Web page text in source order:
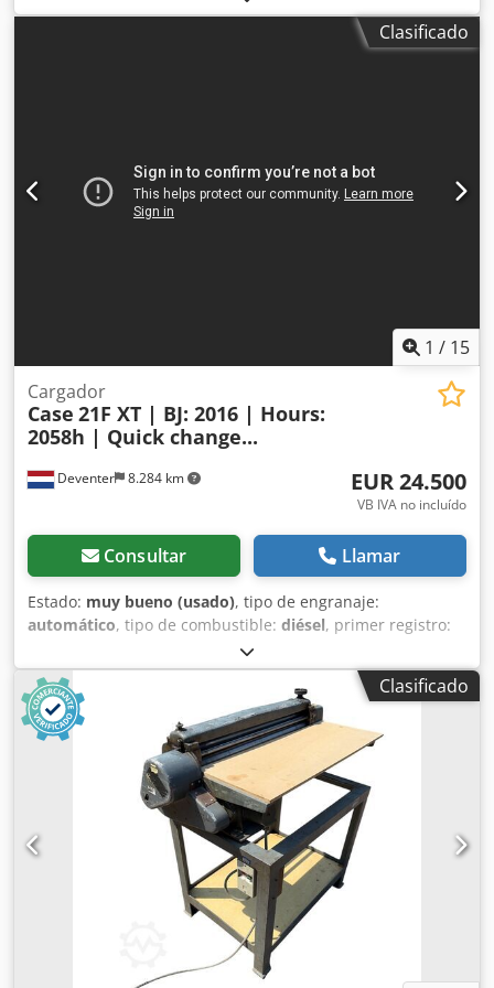
Equipamiento:aire acondicionado, CASE CX330 Año de
fabricación: 2006 Horas de funcionamiento: 9.139 horas
conservado en aproximadamente un 70 % Placas de base
de 600 mm de ancho Motor Isuzu de 202 kW Certificación
CE Dodpfjzp Rm Rjx Ak Eowa Transporte: 10,8 x 3 x 3,40 m
Clasificado
1 / 15
Deventer 8.284 km
Cargador
Case 21F XT | BJ: 2016 | Hours:
2058h | Quick change...
EUR 24.500
VB IVA no incluído
Consultar Llamar
Estado: muy bueno (usado), tipo de engranaje:
automático, tipo de combustible: diésel, primer registro:
, Año de fabricación:2016
funcionamiento:2.058 h, Equipamiento:cabina, =
Opciones y accesorios adicionales = - Cabina cerrada -
Radio/reproductor de CD = Notas = Pala cargadora CASE
21F XT, fabricada en 2016, con solo 2.058 horas de
funcionamiento. Esta pala cargadora compacta y potente
es de origen alemán y se encuentra en excelentes
condiciones, bien mantenida. La máquina está lista para
su uso inmediato y es ideal para trabajos de excavación,
agricultura, reciclaje, trabajos de pavimentación y en
explotaciones agrícolas. La máquina está equipada con un
acoplamiento rápido hidráulico y una función hidráulica
adicional en la parte delantera. Esto permite utilizar
fácilmente una variedad de implementos. La cómoda
cabina ofrece una excelente visibilidad panorámica y un
Clasificado